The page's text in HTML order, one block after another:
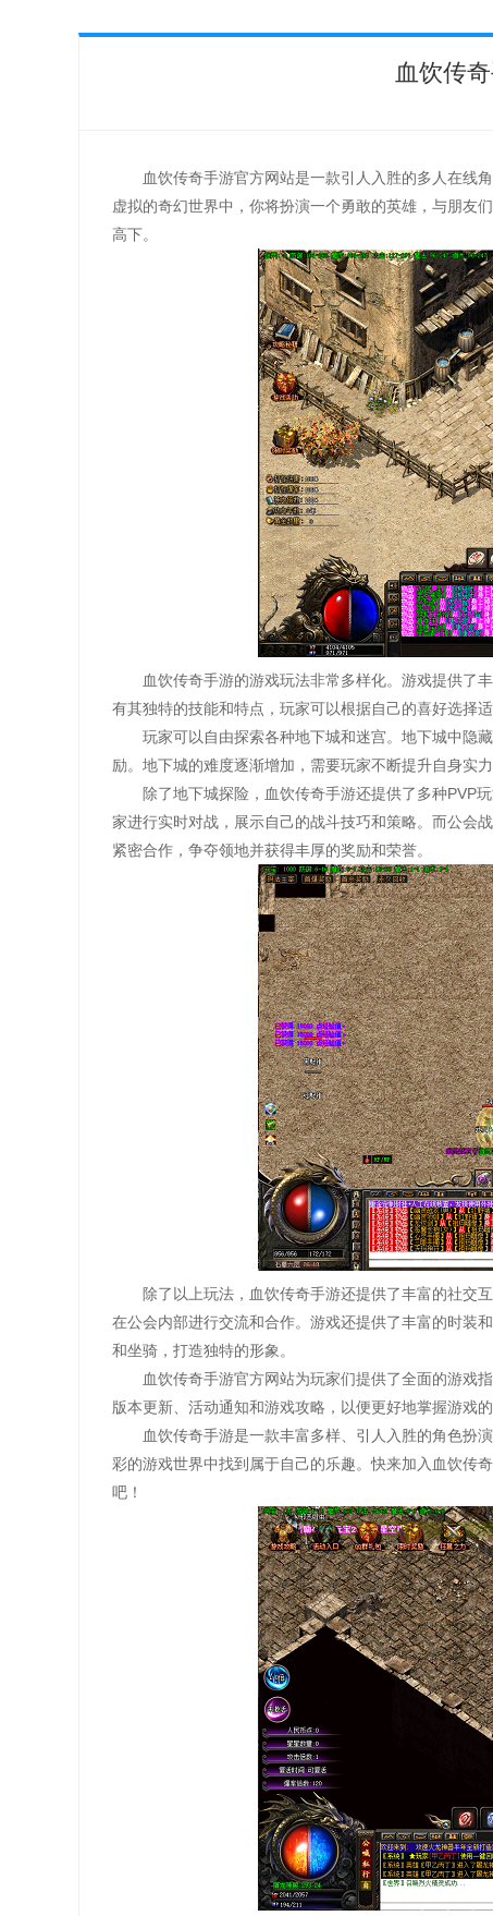
血饮传
血饮传奇手游官方网站是一款引人入胜的多人在线
虚拟的奇幻世界中，你将扮演一个勇敢的英雄，与朋友
高下。
血饮传奇手游的游戏玩法非常多样化。游戏提供了
有其独特的技能和特点，玩家可以根据自己的喜好选择
玩家可以自由探索各种地下城和迷宫。地下城中隐
励。地下城的难度逐渐增加，需要玩家不断提升自身实
除了地下城探险，血饮传奇手游还提供了多种PVP
家进行实时对战，展示自己的战斗技巧和策略。而公会
紧密合作，争夺领地并获得丰厚的奖励和荣誉。
除了以上玩法，血饮传奇手游还提供了丰富的社交
在公会内部进行交流和合作。游戏还提供了丰富的时装
和坐骑，打造独特的形象。
血饮传奇手游官方网站为玩家们提供了全面的游戏
版本更新、活动通知和游戏攻略，以便更好地掌握游戏的
血饮传奇手游是一款丰富多样、引人入胜的角色扮
彩的游戏世界中找到属于自己的乐趣。快来加入血饮传
吧！